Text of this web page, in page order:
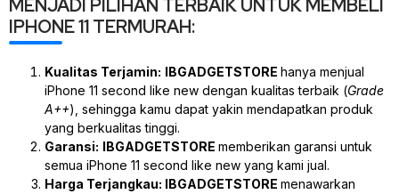
MENJADI PILIHAN TERBAIK UNTUK MEMBELI
IPHONE 11 TERMURAH:
Kualitas Terjamin: IBGADGETSTORE hanya menjual
iPhone 11 second like new dengan kualitas terbaik (Grade
A++), sehingga kamu dapat yakin mendapatkan produk
yang berkualitas tinggi.
Garansi: IBGADGETSTORE memberikan garansi untuk
semua iPhone 11 second like new yang kami jual.
Harga Terjangkau: IBGADGETSTORE menawarkan